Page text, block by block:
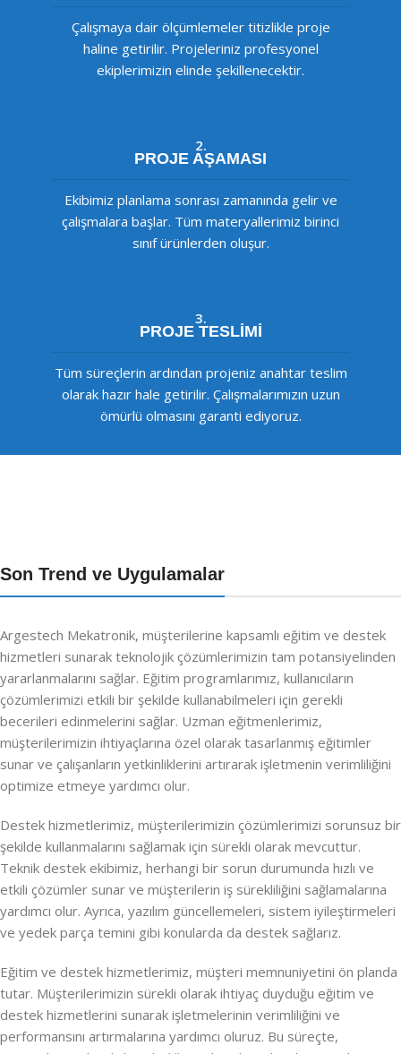
Çalışmaya dair ölçümlemeler titizlikle proje
haline getirilir. Projeleriniz profesyonel
ekiplerimizin elinde şekillenecektir.
2.
PROJE AŞAMASI
Ekibimiz planlama sonrası zamanında gelir ve
çalışmalara başlar. Tüm materyallerimiz birinci
sınıf ürünlerden oluşur.
3.
PROJE TESLİMİ
Tüm süreçlerin ardından projeniz anahtar teslim
olarak hazır hale getirilir. Çalışmalarımızın uzun
ömürlü olmasını garanti ediyoruz.
Son Trend ve Uygulamalar
Argestech Mekatronik, müşterilerine kapsamlı eğitim ve destek
hizmetleri sunarak teknolojik çözümlerimizin tam potansiyelinden
yararlanmalarını sağlar. Eğitim programlarımız, kullanıcıların
çözümlerimizi etkili bir şekilde kullanabilmeleri için gerekli
becerileri edinmelerini sağlar. Uzman eğitmenlerimiz,
müşterilerimizin ihtiyaçlarına özel olarak tasarlanmış eğitimler
sunar ve çalışanların yetkinliklerini artırarak işletmenin verimliliğini
optimize etmeye yardımcı olur.
Destek hizmetlerimiz, müşterilerimizin çözümlerimizi sorunsuz bir
şekilde kullanmalarını sağlamak için sürekli olarak mevcuttur.
Teknik destek ekibimiz, herhangi bir sorun durumunda hızlı ve
etkili çözümler sunar ve müşterilerin iş sürekliliğini sağlamalarına
yardımcı olur. Ayrıca, yazılım güncellemeleri, sistem iyileştirmeleri
ve yedek parça temini gibi konularda da destek sağlarız.
Eğitim ve destek hizmetlerimiz, müşteri memnuniyetini ön planda
tutar. Müşterilerimizin sürekli olarak ihtiyaç duyduğu eğitim ve
destek hizmetlerini sunarak işletmelerinin verimliliğini ve
performansını artırmalarına yardımcı oluruz. Bu süreçte,